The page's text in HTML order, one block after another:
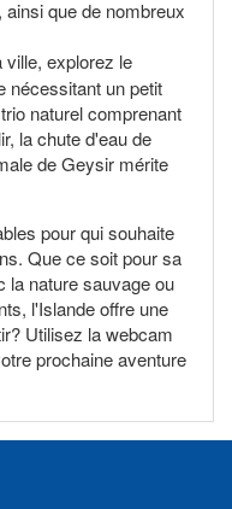
que de nombreux
ville, explorez le
nécessitant un petit
naturel comprenant
la chute d'eau de
de Geysir mérite
pour qui souhaite
Que ce soit pour sa
la nature sauvage ou
l'Islande offre une
Utilisez la webcam
prochaine aventure